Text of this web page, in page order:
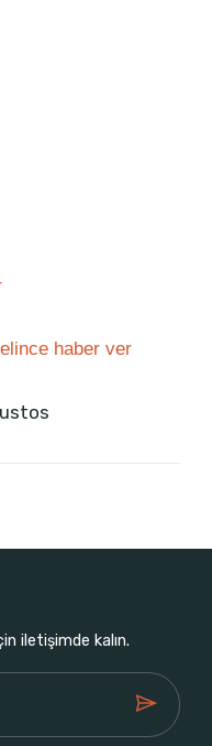
haber ver
iletişimde kalın.